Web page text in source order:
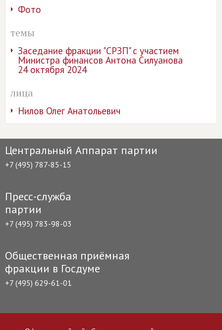
Фото
темы
Заседание фракции "СРЗП" с участием
Министра финансов Антона Силуанова
24 октября 2024
лица
Нилов Олег Анатольевич
Центральный Аппарат партии
+7 (495) 787-85-15
Пресс-служба
партии
+7 (495) 783-98-03
Общественная приёмная
фракции в Госдуме
+7 (495) 629-61-01